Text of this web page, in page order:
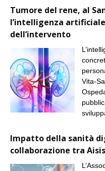
Tumore del rene, al
l’intelligenza
dell’intervento
Vita-
Impatto della sanità
collaborazione tra